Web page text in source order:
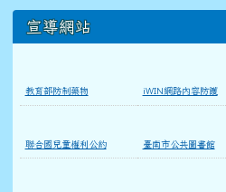
宣導網站
教育部防制藥物 iWIN網路內容防護
聯合國兒童權利公約 臺南市公共圖書館